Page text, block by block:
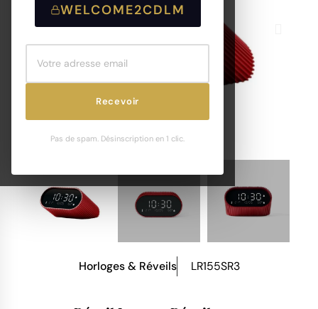
WELCOME2CDLM
Recevoir
Pas de spam. Désinscription en 1 clic.
Horloges & Réveils LR155SR3